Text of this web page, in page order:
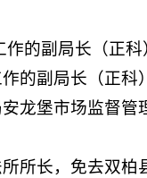
的副局长（正科
的副局长（正科
龙堡市场监督
所长，免去双